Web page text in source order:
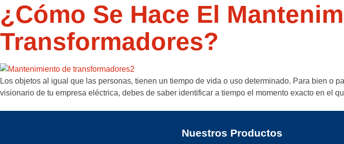
¿Cómo Se Hace El
Transformadores?
Los objetos al igual que las personas, tienen un tiempo de vida o uso determinado. Para bien o
visionario de tu empresa eléctrica, debes de saber identificar a tiempo el momento exacto en el
Nuestros Productos